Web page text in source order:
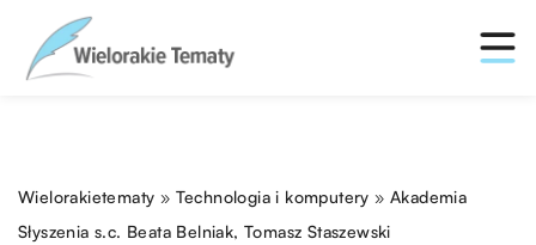
Wielorakietematy » Technologia i komputery »Akademia
Słyszenia s.c. Beata Belniak, Tomasz Staszewski